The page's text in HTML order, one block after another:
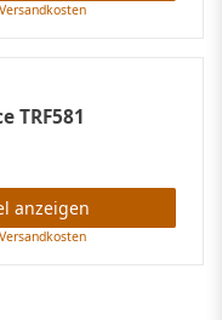
Versandkosten
TRF581
anzeigen
Versandkosten